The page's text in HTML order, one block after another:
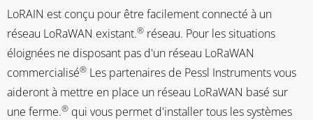
LoRAIN est conçu pour être facilement connecté à un
réseau LoRaWAN existant.® réseau. Pour les situations
éloignées ne disposant pas d'un réseau LoRaWAN
commercialisé® Les partenaires de Pessl Instruments vous
aideront à mettre en place un réseau LoRaWAN basé sur
une ferme.® qui vous permet d'installer tous les systèmes